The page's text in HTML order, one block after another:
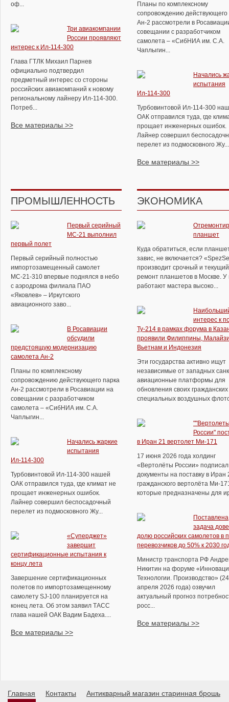
оф...
Три авиакомпании
России проявляют
интерес к Ил-114-300
Глава ГТЛК Михаил Парнев
официально подтвердил
предметный интерес со стороны
российских авиакомпаний к новому
региональному лайнеру Ил-114-300.
Потреб...
Все материалы >>
Планы по комплексному
сопровождению действующего
Ан-2 рассмотрели в
совещании с разработчиком
самолета – «СибНИА им. С.А.
Чаплыгин...
Начались
испытания
Ил-114-300
Турбовинтовой Ил-114-300
ОАК отправился туда, где
прощает инженерных ошибок.
Лайнер совершил
перелет из подмосковного Жу...
Все материалы >>
ПРОМЫШЛЕННОСТЬ
Первый серийный
МС-21 выполнил
первый полет
Первый серийный полностью
импортозамещенный самолет
МС-21-310 впервые поднялся в небо
с аэродрома филиала ПАО
«Яковлев» – Иркутского
авиационного заво...
В Росавиации
обсудили
предстоящую модернизацию
самолета Ан-2
Планы по комплексному
сопровождению действующего парка
Ан-2 рассмотрели в Росавиации на
совещании с разработчиком
самолета – «СибНИА им. С.А.
Чаплыгин...
Начались жаркие
испытания
Ил-114-300
Турбовинтовой Ил-114-300 нашей
ОАК отправился туда, где климат не
прощает инженерных ошибок.
Лайнер совершил беспосадочный
перелет из подмосковного Жу...
«Суперджет»
завершит
сертификационные испытания к
концу лета
Завершение сертификационных
полетов по импортозамещенному
самолету SJ-100 планируется на
конец лета. Об этом заявил ТАСС
глава нашей ОАК Вадим Бадеха....
Все материалы >>
ЭКОНОМИКА
планшет
Куда обратиться, если
завис, не включается?
производит срочный и текущий
ремонт планшетов в Москве. У
работают мастера высоко...
интерес к
Ту-214 в рамках форума в
проявили Филиппины,
Вьетнам и Индонезия
Эти государства активно ищут
независимые от западных
авиационные платформы для
обновления своих
специальных воздушных
России"
в Иран 21 вертолет Ми-171
17 июня 2026 года холдинг
«Вертолёты России» подписал
документы на поставку в Иран
гражданского вертолёта Ми-
которые предназначены для
Поставлена
задача
долю российских самолетов в
перевозчиков до 50% к 2030
Министр транспорта РФ
Никитин на форуме
Технологии. Производство» (24
апреля 2026 года) озвучил
актуальный прогноз
росс...
Все материалы >>
Главная Контакты Антикварный магазин старинная брошь